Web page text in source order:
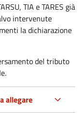
TIA e TARES già
intervenute
la dichiarazione
del tributo
allegare